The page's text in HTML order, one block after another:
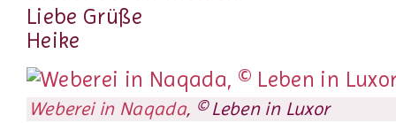
Liebe Grüße
Heike
Weberei in Naqada, © Leben in Luxor